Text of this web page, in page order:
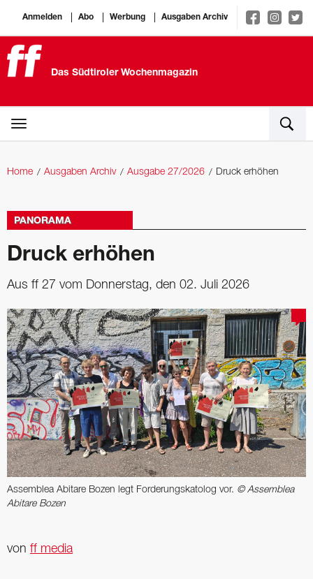
Anmelden Abo Werbung Ausgaben Archiv
Das Südtiroler Wochenmagazin
Home Ausgaben Archiv Ausgabe 27/2026 Druck erhöhen
PANORAMA
Druck erhöhen
Aus ff 27 vom Donnerstag, den 02. Juli 2026
Assemblea Abitare Bozen legt Forderungskatolog vor. © Assemblea
Abitare Bozen
von ff media